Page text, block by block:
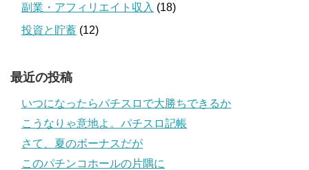
副業・アフィリエイト収入 (18)
投資と貯蓄 (12)
最近の投稿
いつになったらパチスロで大勝ちできるか
こうなりゃ意地よ。パチスロ記帳
さて、夏のボーナスだが
このパチンコホールの片隅に